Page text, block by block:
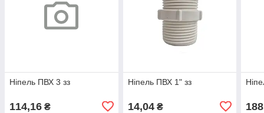
Нiпель ПВХ 3 зз
114,16 ₴
Нiпель ПВХ 1" зз
14,04₴